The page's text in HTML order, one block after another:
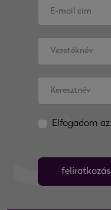
Elfogadom az
feliratkozás